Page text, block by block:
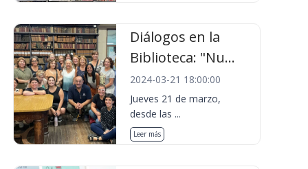
Diálogos en la
Biblioteca: "Nu...
2024-03-21 18:00:00
Jueves 21 de marzo,
desde las ...
Leer más